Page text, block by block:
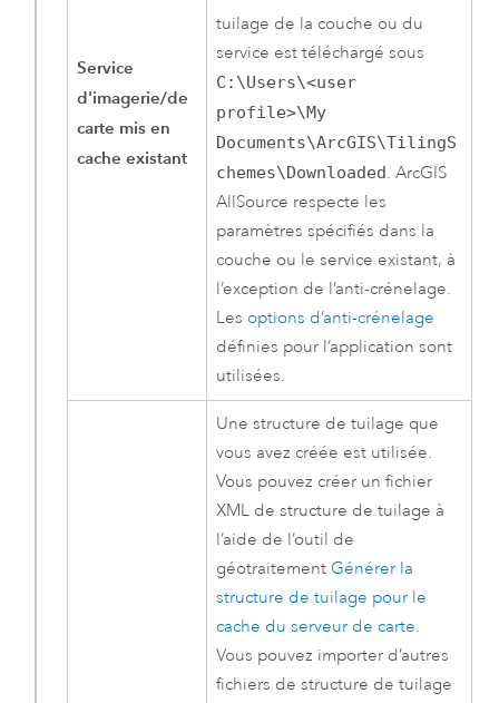
Service
d'imagerie/de
carte mis en
cache existant
tuilage de la couche ou du
service est téléchargé sous
C:\Users\<user
profile>\My
Documents\ArcGIS\TilingS
chemes\Downloaded.ArcGIS
AllSource respecte les
paramètres spécifiés dans la
couche ou le service existant, à
l’exception de l’anti-crénelage.
Les options d’anti-crénelage
définies pour l’application sont
utilisées.
Une structure de tuilage que
vous avez créée est utilisée.
Vous pouvez créer un fichier
XML de structure de tuilage à
l’aide de l’outil de
géotraitement Générer la
structure de tuilage pour le
cache du serveur de carte.
Vous pouvez importer d’autres
fichiers de structure de tuilage